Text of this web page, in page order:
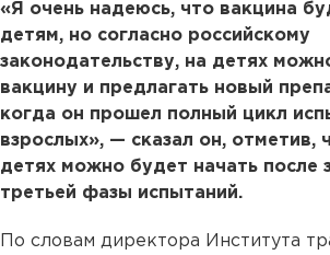
«Я очень надеюсь, что вакцина
детям, но согласно российскому
законодательству, на детях
вакцину и предлагать новый
когда он прошел полный цикл
взрослых», — сказал он, отметив,
детях можно будет начать после
третьей фазы испытаний.
По словам директора Института